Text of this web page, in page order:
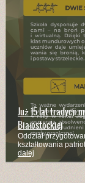
Już 15 lat tradycji
Białostockiej
Oddział
kształtowania
dalej